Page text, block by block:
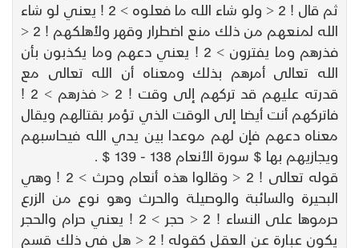
ثم قال ! 2 < ولو شاء الله ما فعلوه > 2 ! يعني لو شاء
الله لمنعهم من ذلك منع اضطرار وقهر ولأهلكهم ! 2 <
فذرهم وما يفترون > 2 ! يعني دعهم وما يكذبون بأن
الله تعالى أمرهم بذلك ومعناه أن الله تعالى مع
قدرته عليهم قد تركهم إلى وقت ! 2 < فذرهم > 2 !
فاتركهم أنت أيضا إلى الوقت الذي تؤمر بقتالهم ويقال
معناه دعهم فإن لهم موعدا بين يدي الله فيحاسبهم
ويجازيهم بها $ سورة الأنعام 138 - 139 $ .
قوله تعالى ! 2 < وقالوا هذه أنعام وحرث > 2 ! وهي
البحيرة والسائبة والوصيلة والحرث وهو نوع من الزرع
حرموها على النساء ! 2 < حجر > 2 ! يعني حرام والحجر
يكون عبارة عن العقل كقوله ! 2 < هل في ذلك قسم